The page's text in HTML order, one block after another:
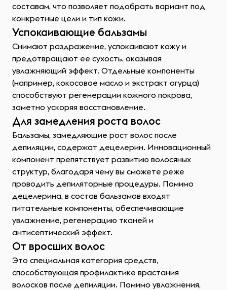
составам, что позволяет подобрать вариант под
конкретные цели и тип кожи.
Успокаивающие бальзамы
Снимают раздражение, успокаивают кожу и
предотвращают ее сухость, оказывая
увлажняющий эффект. Отдельные компоненты
(например, кокосовое масло и экстракт огурца)
способствуют регенерации кожного покрова,
заметно ускоряя восстановление.
Для замедления роста волос
Бальзамы, замедляющие рост волос после
депиляции, содержат децелерин. Инновационный
компонент препятствует развитию волосяных
структур, благодаря чему вы сможете реже
проводить депиляторные процедуры. Помимо
децелерина, в состав бальзамов входят
питательные компоненты, обеспечивающие
увлажнение, регенерацию тканей и
антисептический эффект.
От вросших волос
Это специальная категория средств,
способствующая профилактике врастания
волосков после депиляции. Помимо увлажнения,